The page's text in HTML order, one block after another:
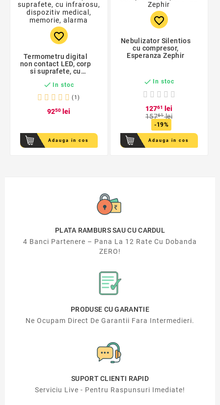
favorite_border
Termometru digital
non contact LED, corp
si suprafete, cu
medical, memorie,
alarma
 In stoc
(1)
9250 lei
Adauga in cos
favorite_border
Nebulizator Silentios
cu compresor,
Esperanza Zephir
 In stoc
12761
lei
15761lei
-19%
Adauga in cos
PLATA RAMBURS SAU CU CARDUL
4 Banci Partenere – Pana La 12 Rate Cu Dobanda
ZERO!
PRODUSE CU GARANTIE
Ne Ocupam Direct De Garantii Fara Intermedieri.
SUPORT CLIENTI RAPID
Serviciu Live - Pentru Raspunsuri Imediate!